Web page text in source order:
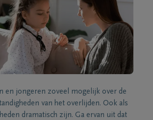
en jongeren zoveel mogelijk over de
van het overlijden. Ook als
dramatisch zijn. Ga ervan uit dat